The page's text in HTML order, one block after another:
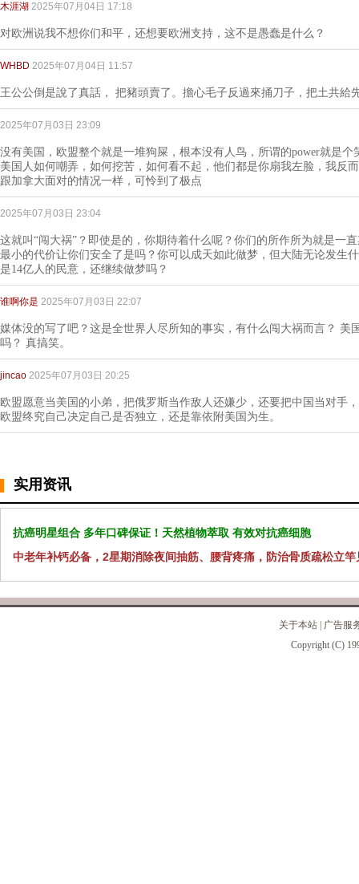
木涯湖 2025年07月04日 17:18
对欧洲说我不想你们和平，还想要欧洲支持，这不是愚蠢是什么？
WHBD 2025年07月04日 11:57
王公公倒是說了真話， 把豬頭賣了。擔心毛子反過來捅刀子，把土共給
2025年07月03日 23:09
没有美国，欧盟整个就是一堆狗屎，根本没有人鸟，所谓的power就是
美国人如何嘲弄，如何挖苦，如何看不起，他们都是你扇我左脸，我反
跟加拿大面对的情况一样，可怜到了极点
2025年07月03日 23:04
这就叫“闯大祸”？即使是的，你期待着什么呢？你们的所作所为就是一
最小的代价让你们安全了是吗？你可以成天如此做梦，但大陆无论发生
是14亿人的民意，还继续做梦吗？
谁啊你是 2025年07月03日 22:07
媒体没的写了吧？这是全世界人尽所知的事实，有什么闯大祸而言？ 美
吗？ 真搞笑。
jincao 2025年07月03日 20:25
欧盟愿意当美国的小弟，把俄罗斯当作敌人还嫌少，还要把中国当对手
欧盟终究自己决定自己是否独立，还是靠依附美国为生。
实用资讯
抗癌明星组合 多年口碑保证！天然植物萃取 有效对抗癌细胞
中老年补钙必备，2星期消除夜间抽筋、腰背疼痛，防治骨质疏松立竿
关于本站
广告服
Copyright (C)